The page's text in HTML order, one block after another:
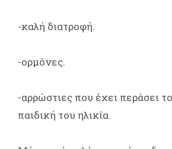
-καλή διατροφή.
-ορμόνες.
-αρρώστιες που έχει περάσει
παιδική του ηλικία.